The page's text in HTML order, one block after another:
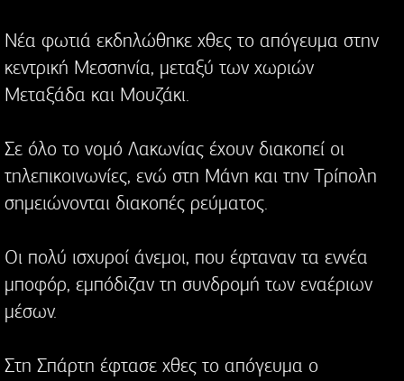
Νέα φωτιά εκδηλώθηκε χθες το απόγευμα στην
κεντρική Μεσσηνία, μεταξύ των χωριών
Μεταξάδα και Μουζάκι.
Σε όλο το νομό Λακωνίας έχουν διακοπεί οι
τηλεπικοινωνίες, ενώ στη Μάνη και την Τρίπολη
σημειώνονται διακοπές ρεύματος.
Οι πολύ ισχυροί άνεμοι, που έφταναν τα εννέα
μποφόρ, εμπόδιζαν τη συνδρομή των εναέριων
μέσων.
Στη Σπάρτη έφτασε χθες το απόγευμα ο